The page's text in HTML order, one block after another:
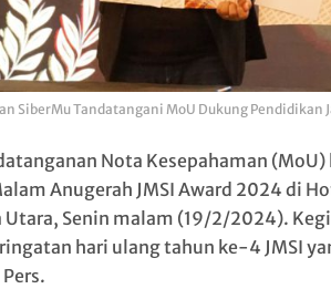
SiberMu Tandatangani MoU Dukung Pendidikan
Nota Kesepahaman
Anugerah JMSI Award 2024 di
Utara, Senin malam (19/2/2024).
hari ulang tahun ke-4 JMSI